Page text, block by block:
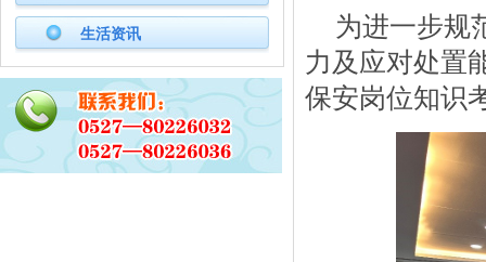
生活资讯
为进一步规
力及应对处置
保安岗位知识